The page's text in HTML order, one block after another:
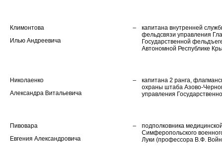
Климонтова
Илью Андреевича
–
капитана внутренней
фельдсвязи управления
Государственной
Автономной Республике
Николаенко
Александра Витальевича
–
капитана 2 ранга,
охраны штаба Азово-
управления
Пивовара
Евгения Александровича
–
подполковника
Симферопольского
Луки (профессора В.Ф.